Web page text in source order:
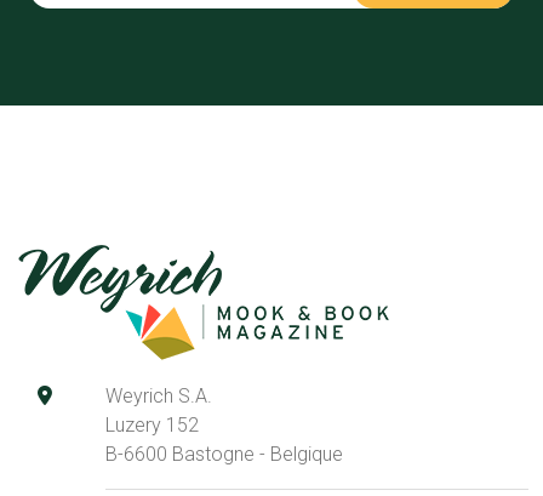
Weyrich S.A.
Luzery 152
B-6600 Bastogne - Belgique